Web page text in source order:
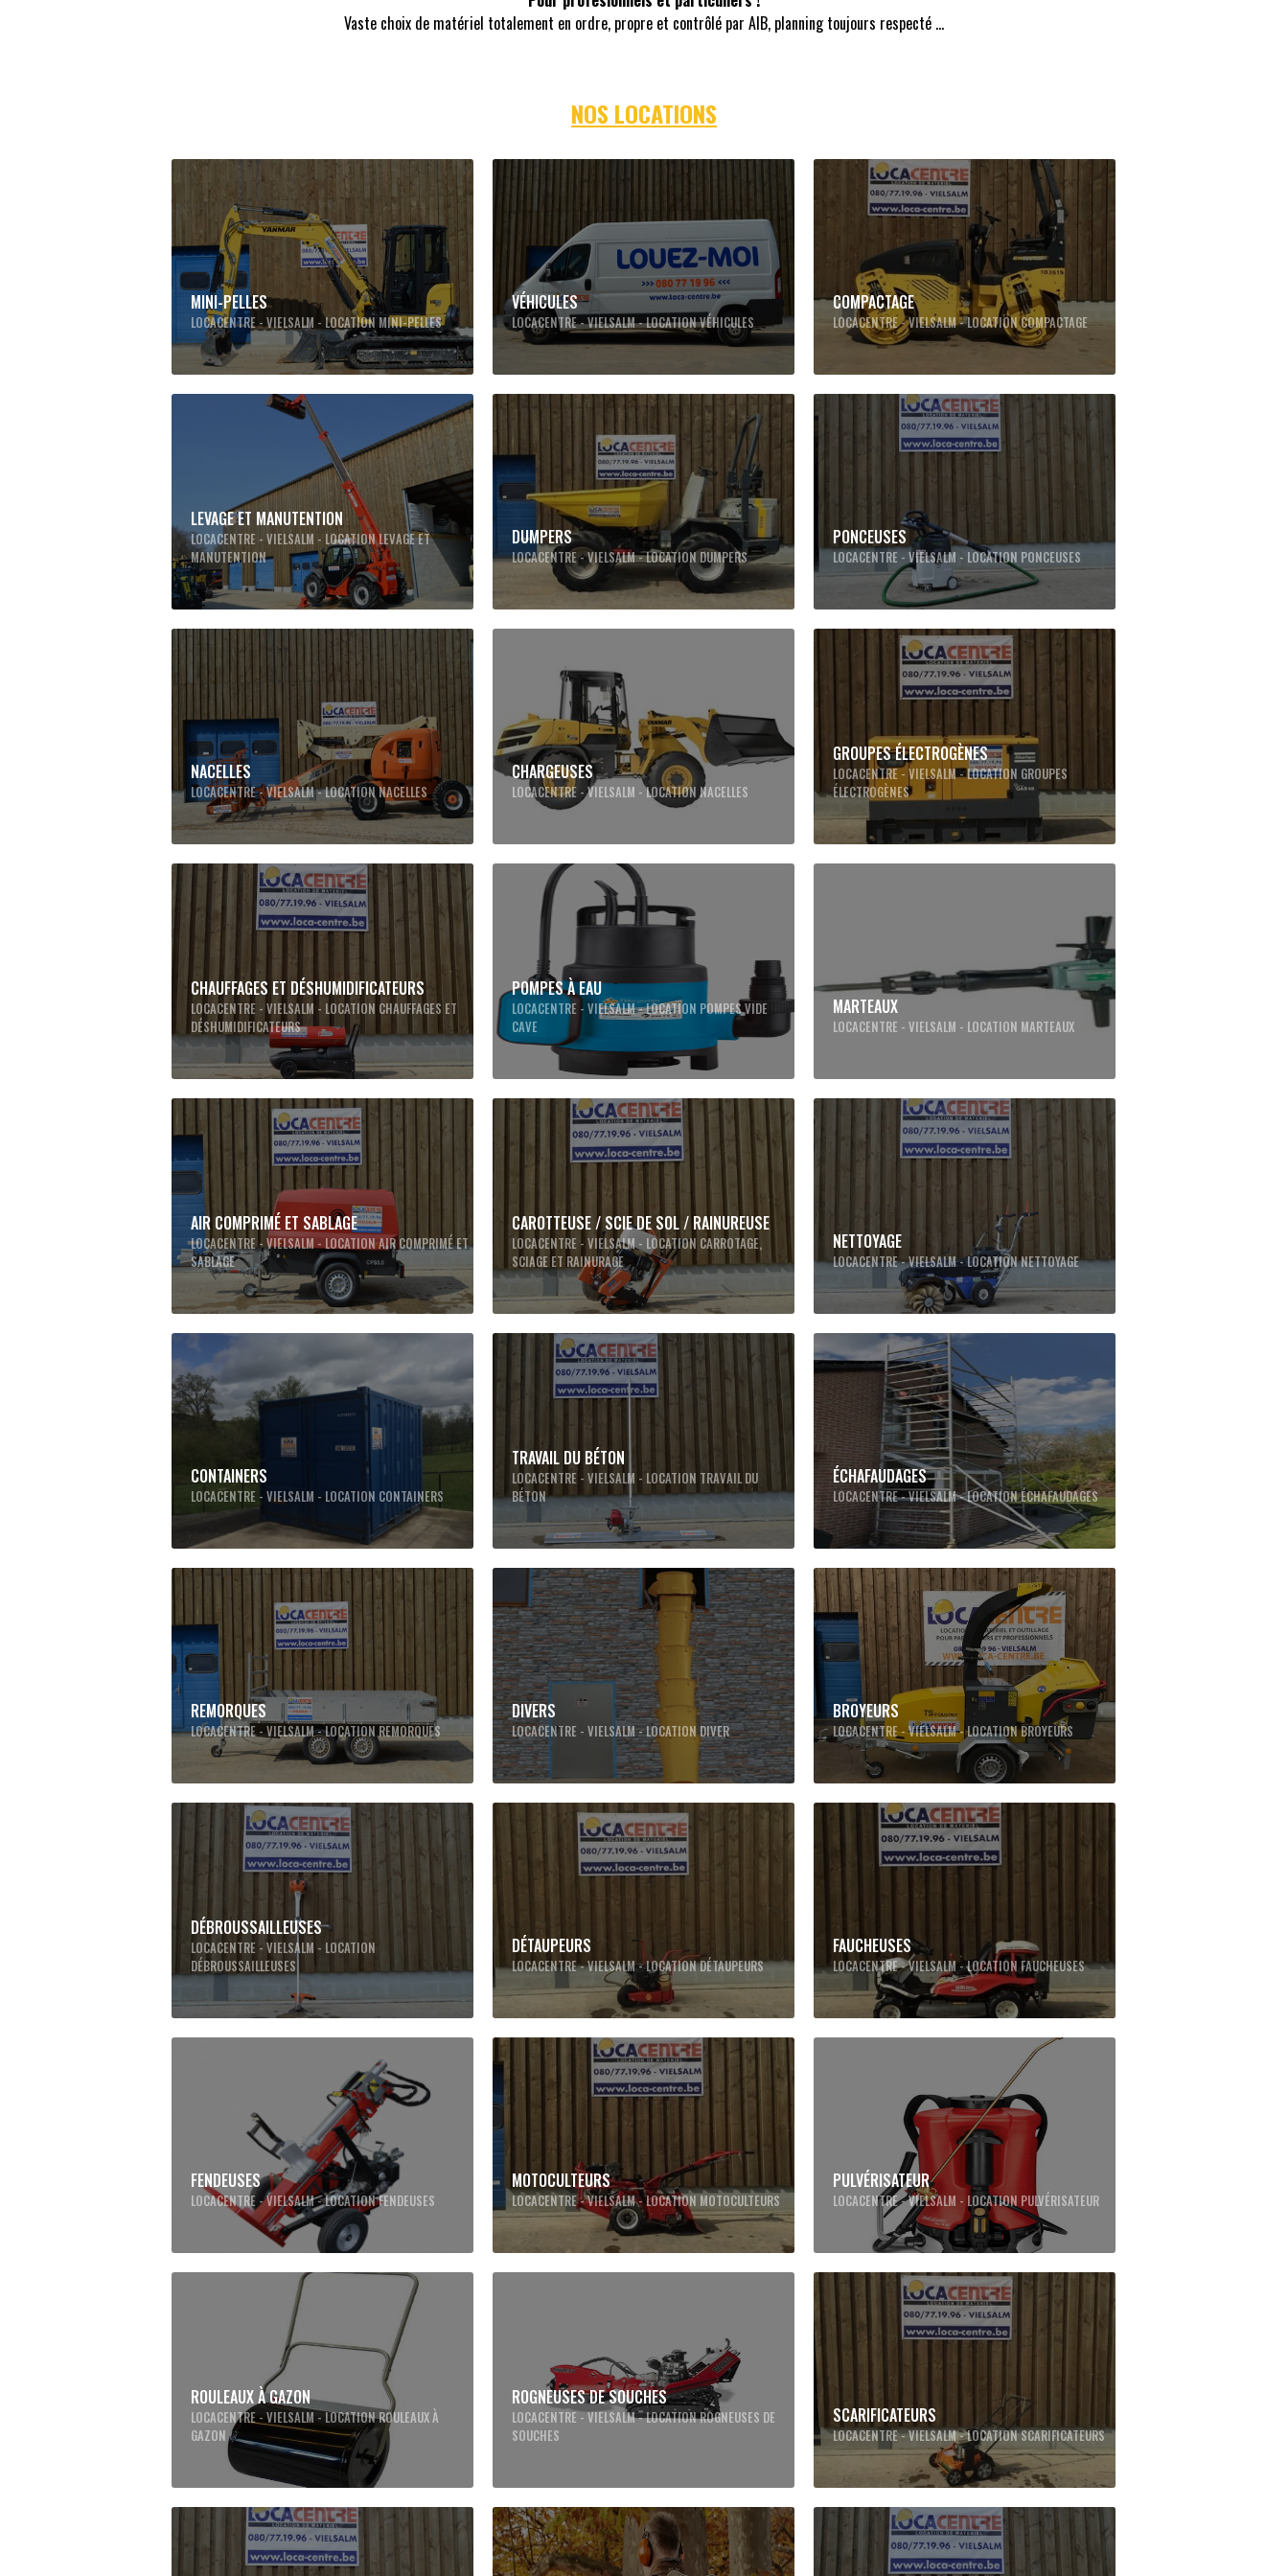
Vaste choix de matériel totalement en ordre, propre et contrôlé par AIB, planning toujours respecté ...
NOS LOCATIONS
MINI-PELLES
LOCACENTRE - VIELSALM - LOCATION MINI-PELLES
VÉHICULES
LOCACENTRE - VIELSALM - LOCATION VÉHICULES
COMPACTAGE
LOCACENTRE - VIELSALM - LOCATION COMPACTAGE
LEVAGE ET MANUTENTION
LOCACENTRE - VIELSALM - LOCATION LEVAGE ET
MANUTENTION
DUMPERS
LOCACENTRE - VIELSALM - LOCATION DUMPERS
PONCEUSES
LOCACENTRE - VIELSALM - LOCATION PONCEUSES
NACELLES
LOCACENTRE - VIELSALM - LOCATION NACELLES
CHARGEUSES
LOCACENTRE - VIELSALM - LOCATION NACELLES
GROUPES ÉLECTROGÈNES
LOCACENTRE - VIELSALM - LOCATION GROUPES
ÉLECTROGÈNES
CHAUFFAGES ET DÉSHUMIDIFICATEURS
LOCACENTRE - VIELSALM - LOCATION CHAUFFAGES ET
DÉSHUMIDIFICATEURS
POMPES À EAU
LOCACENTRE - VIELSALM - LOCATION POMPES VIDE
CAVE
MARTEAUX
LOCACENTRE - VIELSALM - LOCATION MARTEAUX
AIR COMPRIMÉ ET SABLAGE
LOCACENTRE - VIELSALM - LOCATION AIR COMPRIMÉ ET
SABLAGE
CAROTTEUSE / SCIE DE SOL / RAINUREUSE
LOCACENTRE - VIELSALM - LOCATION CARROTAGE,
SCIAGE ET RAINURAGE
NETTOYAGE
LOCACENTRE - VIELSALM - LOCATION NETTOYAGE
CONTAINERS
LOCACENTRE - VIELSALM - LOCATION CONTAINERS
TRAVAIL DU BÉTON
LOCACENTRE - VIELSALM - LOCATION TRAVAIL DU
BÉTON
ÉCHAFAUDAGES
LOCACENTRE - VIELSALM - LOCATION ÉCHAFAUDAGES
REMORQUES
LOCACENTRE - VIELSALM - LOCATION REMORQUES
DIVERS
LOCACENTRE - VIELSALM - LOCATION DIVER
BROYEURS
LOCACENTRE - VIELSALM - LOCATION BROYEURS
DÉBROUSSAILLEUSES
LOCACENTRE - VIELSALM - LOCATION
DÉBROUSSAILLEUSES
DÉTAUPEURS
LOCACENTRE - VIELSALM - LOCATION DÉTAUPEURS
FAUCHEUSES
LOCACENTRE - VIELSALM - LOCATION FAUCHEUSES
FENDEUSES
LOCACENTRE - VIELSALM - LOCATION FENDEUSES
MOTOCULTEURS
LOCACENTRE - VIELSALM - LOCATION MOTOCULTEURS
PULVÉRISATEUR
LOCACENTRE - VIELSALM - LOCATION PULVÉRISATEUR
ROULEAUX À GAZON
LOCACENTRE - VIELSALM - LOCATION ROULEAUX À
GAZON
ROGNEUSES DE SOUCHES
LOCACENTRE - VIELSALM - LOCATION ROGNEUSES DE
SOUCHES
SCARIFICATEURS
LOCACENTRE - VIELSALM - LOCATION SCARIFICATEURS